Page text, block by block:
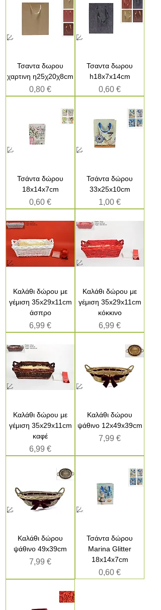
Τσαντα δωρου
χαρτινη η25χ20χ8cm
Τιμή
0,80 €
Τσαντα δωρου
h18x7x14cm
Τιμή
0,60 €
Τσάντα δώρου
18x14x7cm
Τιμή
0,60 €
Τσάντα δώρου
33x25x10cm
Τιμή
1,00 €
Καλάθι δώρου με
γέμιση 35x29x11cm
άσπρο
Τιμή
6,99 €
Καλάθι δώρου με
γέμιση 35x29x11cm
κόκκινο
Τιμή
6,99 €
Καλάθι δώρου με
γέμιση 35x29x11cm
καφέ
Τιμή
6,99 €
Καλάθι δώρου
ψάθινο 12x49x39cm
Τιμή
7,99 €
Καλάθι δώρου
ψάθινο 49x39cm
Τιμή
7,99 €
Τσάντα δώρου
Marina Glitter
18x14x7cm
Τιμή
0,60 €